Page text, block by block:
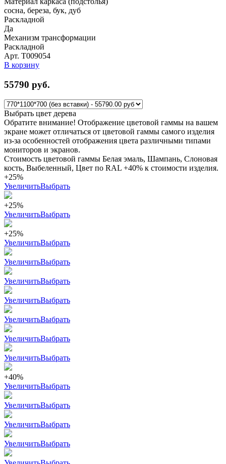
сосна, береза, бук, дуб
Раскладной
Да
Механизм трансформации
Раскладной
Арт. Т009054
В корзину
55790 руб.
Выбрать цвет дерева
Обратите внимание! Отображение цветовой гаммы на вашем
экране может отличаться от цветовой гаммы самого изделия
из-за особенностей отображения цвета различными типами
мониторов и экранов.
Стоимость цветовой гаммы Белая эмаль, Шампань, Слоновая
кость, Выбеленный, Цвет по RAL +40% к стоимости изделия.
+25%
УвеличитьВыбрать
+25%
УвеличитьВыбрать
+25%
УвеличитьВыбрать
УвеличитьВыбрать
УвеличитьВыбрать
УвеличитьВыбрать
УвеличитьВыбрать
УвеличитьВыбрать
УвеличитьВыбрать
+40%
УвеличитьВыбрать
УвеличитьВыбрать
УвеличитьВыбрать
УвеличитьВыбрать